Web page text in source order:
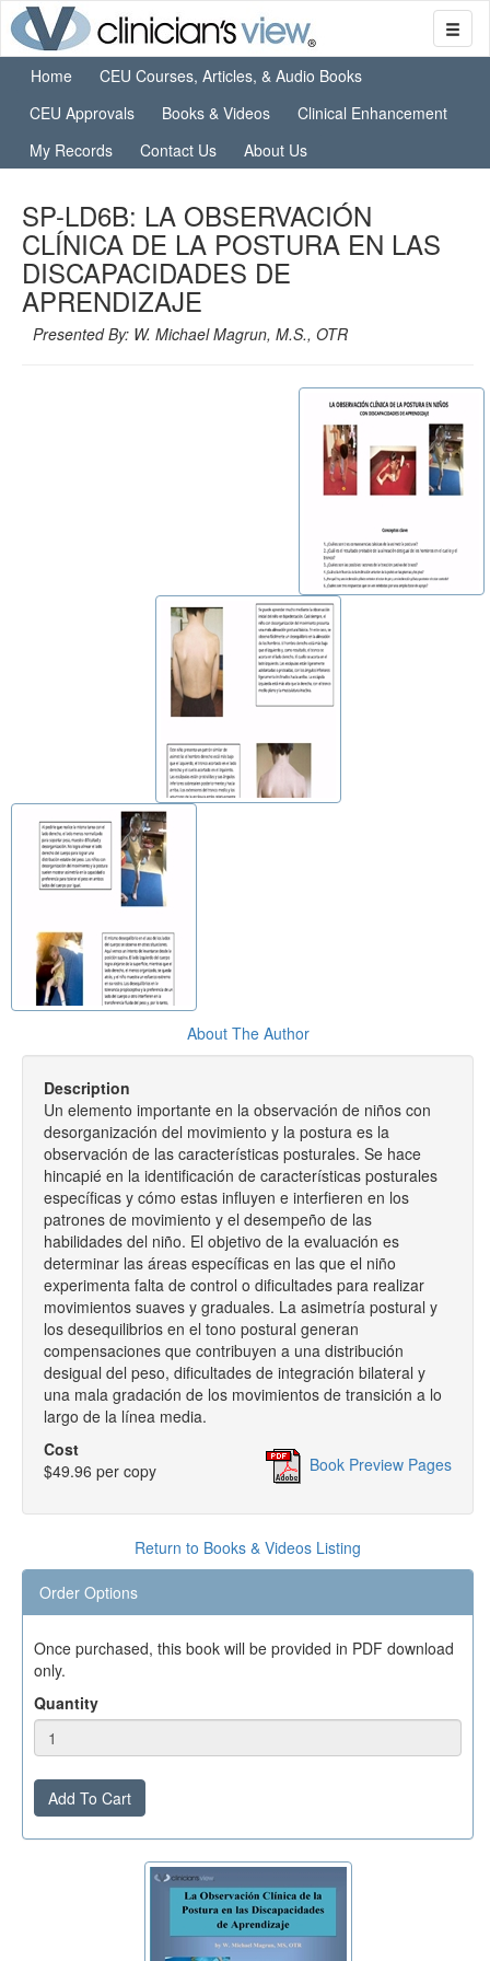
Home
CEU Courses, Articles, & Audio Books
CEU Approvals
Books & Videos
Clinical Enhancement
My Records
Contact Us About Us
SP-LD6B: LA OBSERVACIÓN
CLÍNICA DE LA POSTURA EN LAS
DISCAPACIDADES DE
APRENDIZAJE
Presented By: W. Michael Magrun, M.S., OTR
About The Author
Description
Un elemento importante en la observación de niños con
desorganización del movimiento y la postura es la
observación de las características posturales. Se hace
hincapié en la identificación de características posturales
específicas y cómo estas influyen e interfieren en los
patrones de movimiento y el desempeño de las
habilidades del niño. El objetivo de la evaluación es
determinar las áreas específicas en las que el niño
experimenta falta de control o dificultades para realizar
movimientos suaves y graduales. La asimetría postural y
los desequilibrios en el tono postural generan
compensaciones que contribuyen a una distribución
desigual del peso, dificultades de integración bilateral y
una mala gradación de los movimientos de transición a lo
largo de la línea media.
Cost
$49.96 per copy
Book Preview Pages
Return to Books & Videos Listing
Order Options
Once purchased, this book will be provided in PDF download
only.
Quantity
Add To Cart